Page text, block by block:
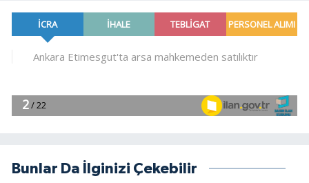
Bunlar Da İlginizi Çekebilir